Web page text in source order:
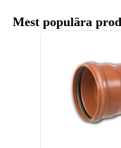
Mest populära